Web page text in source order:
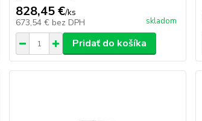
828,45 €/ks
673,54 € bez DPH skladom
Pridať do košíka